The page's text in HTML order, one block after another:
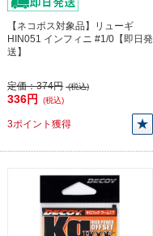
【ネコポス対象品】リューギ
HIN051 インフィニ #1/0【即日発
送】
定価：374円 (税込)
336円 (税込)
3ポイント獲得